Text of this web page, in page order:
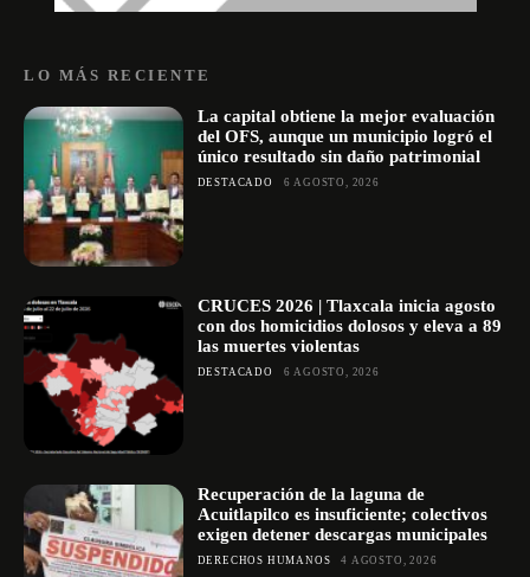
LO MÁS RECIENTE
La capital obtiene la mejor evaluación
del OFS, aunque un municipio logró el
único resultado sin daño patrimonial
DESTACADO 6 AGOSTO, 2026
CRUCES 2026 | Tlaxcala inicia agosto
con dos homicidios dolosos y eleva a 89
las muertes violentas
DESTACADO 6 AGOSTO, 2026
Recuperación de la laguna de
Acuitlapilco es insuficiente; colectivos
exigen detener descargas municipales
DERECHOS HUMANOS 4 AGOSTO, 2026